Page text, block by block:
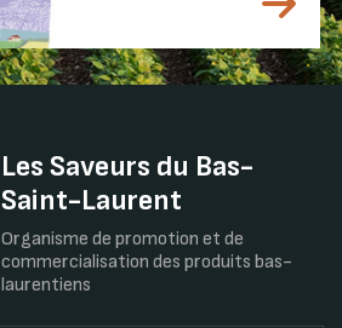
Les Saveurs du Bas-
Saint-Laurent
Organisme de promotion et de
commercialisation des produits bas-
laurentiens